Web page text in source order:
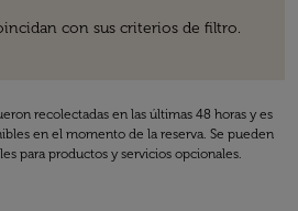
con sus criterios de filtro.
recolectadas en las últimas 48 horas y es
en el momento de la reserva. Se pueden
para productos y servicios opcionales.